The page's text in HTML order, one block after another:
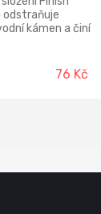
kámen a činí
76 Kč